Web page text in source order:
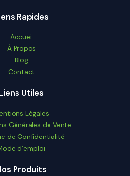
Rapides
Accueil
À Propos
Blog
Contact
Liens Utiles
Légales
Générales de Vente
de Confidentialité
d’emploi
Produits